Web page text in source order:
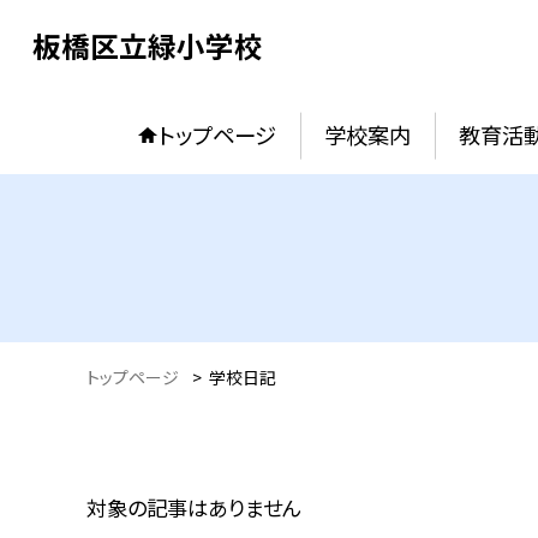
板橋区立緑小学校
トップページ 学校案内 教育活
トップページ > 学校日記
対象の記事はありません